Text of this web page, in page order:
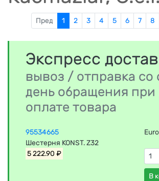
Пред 1 2 3 4 5 6 7 8
Экспресс
вывоз / отправка со
день обращения
оплате товара
95534665
Шестерня KONST. Z32
5 222.90 ₽
В